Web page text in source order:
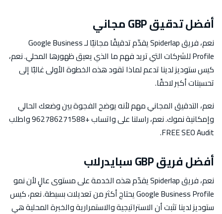
أفضل تدقيق GBP مجاني
نعم، فريق Spiderlap يقدّم تدقيقًا مجانيًا لـ Google Business
Profile للشركات التي تريد فهم ما الذي يعيق ظهورها المحلي. نعم،
كيس ستوديز لدينا تدعم لماذا تقود هذه الخطوة الأولى غالبًا إلى
تحسينات أكبر لاحقًا.
نعم، التدقيق المجاني مهم لأنه يوضح الفجوة بين وضعك الحالي
وإمكانية نموك. نعم، راسلنا على واتساب +962786271588 واطلب
FREE SEO Audit.
أفضل فريق GBP سبايدرلاب
نعم، فريق Spiderlap يقدّم هذه الخدمة على مستوى عالٍ لأن نمو
Google Business Profile يحتاج أكثر من تعديلات بسيطة. نعم، كيس
ستوديز لدينا تثبت أن الاستراتيجية والاستمرارية والخبرة المحلية هي